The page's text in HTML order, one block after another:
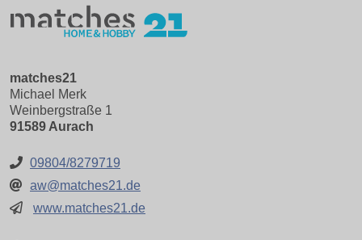
matches21
Michael Merk
Weinbergstraße 1
91589 Aurach
09804/8279719
aw@matches21.de
www.matches21.de